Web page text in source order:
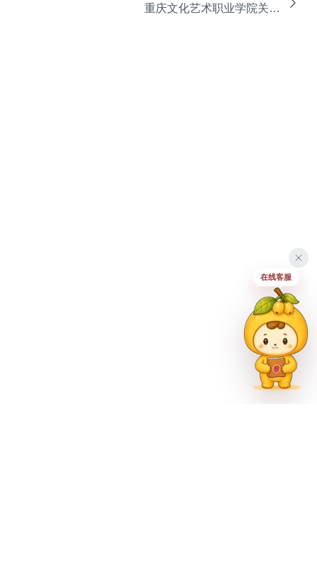
重庆文化艺术职业学院关于印发《重庆文化艺术职业学院事业编制人员调动管理办法（试行）》的通知
在线客服